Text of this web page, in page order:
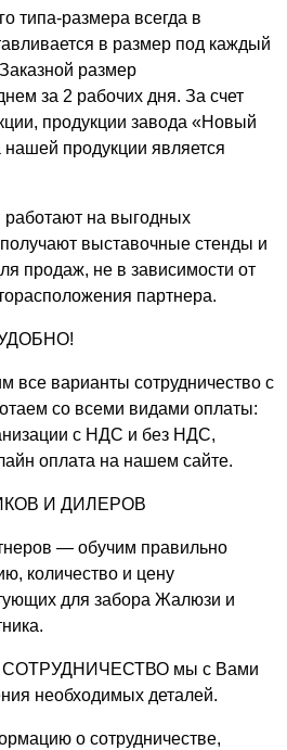
типа-размера всегда в
в размер под каждый
размер
за 2 рабочих дня. За счет
продукции завода «Новый
продукции является
на выгодных
выставочные стенды и
продаж, не в зависимости от
партнера.
все варианты сотрудничество с
со всеми видами оплаты:
с НДС и без НДС,
оплата на нашем сайте.
И ДИЛЕРОВ
— обучим правильно
количество и цену
для забора Жалюзи и
СОТРУДНИЧЕСТВО мы с Вами
необходимых деталей.
о сотрудничестве,